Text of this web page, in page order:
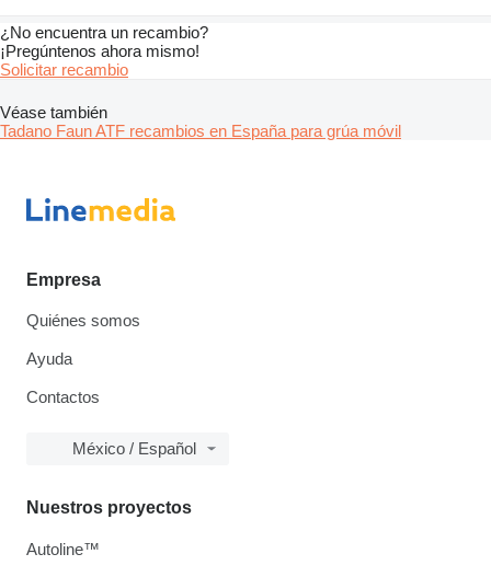
¿No encuentra un recambio?
¡Pregúntenos ahora mismo!
Solicitar recambio
Véase también
Tadano Faun ATF recambios en España para grúa móvil
Empresa
Quiénes somos
Ayuda
Contactos
México / Español
Nuestros proyectos
Autoline™